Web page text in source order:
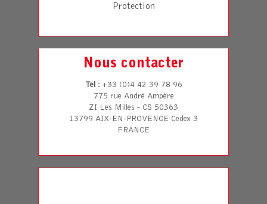
Protection
Nous contacter
Tel: +33 (0)4 42 39 78 96
775 rue André Ampère
ZI Les Milles - CS 50363
13799 AIX-EN-PROVENCE Cedex 3
FRANCE